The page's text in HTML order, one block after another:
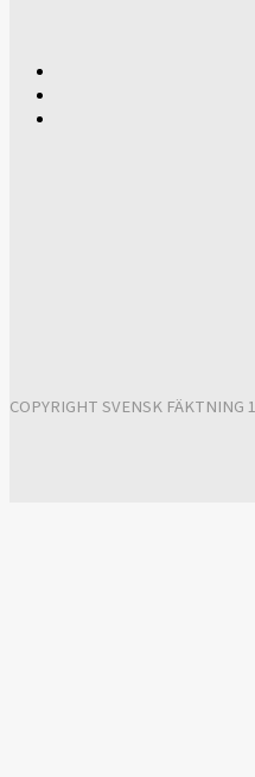
COPYRIGHT SVENSK FÄKTNING